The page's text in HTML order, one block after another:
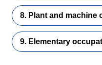
8. Plant and machine
9. Elementary